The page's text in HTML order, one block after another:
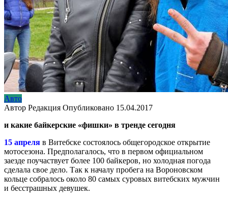
Авто
Автор Редакция Опубликовано 15.04.2017
и какие байкерские «фишки» в тренде сегодня
15 апреля в Витебске состоялось общегородское открытие
мотосезона. Предполагалось, что в первом официальном
заезде поучаствует более 100 байкеров, но холодная погода
сделала свое дело. Так к началу пробега на Вороновском
кольце собралось около 80 самых суровых витебских мужчин
и бесстрашных девушек.